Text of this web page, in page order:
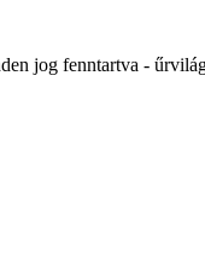
jog fenntartva -